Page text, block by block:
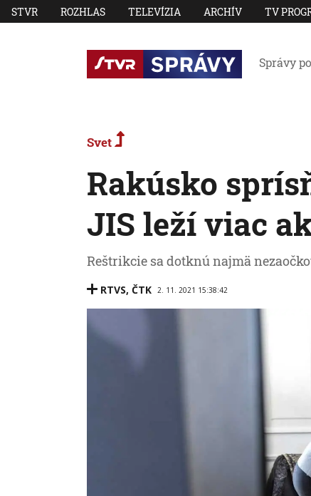
STVR ROZHLAS TELEVÍZIA ARCHÍV TV
Správy
Svet
Rakúsko
JIS leží viac
Reštrikcie sa dotknú najmä
RTVS, ČTK 2. 11. 2021 15:38:42